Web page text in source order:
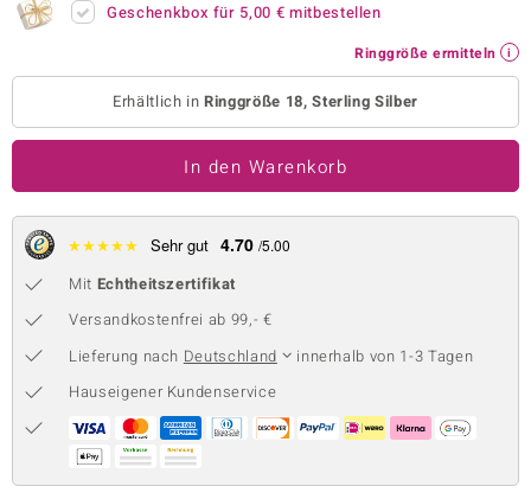
Collection
BY DE MELO
Collection
Classics
Geschenkbox für 5,00 € mitbestellen
Ringgröße ermitteln
Erhältlich inRinggröße 18, Sterling Silber
In den Warenkorb
★★★★★ Sehr gut 4.70 /5.00
Mit Echtheitszertifikat
Versandkostenfrei ab 99,- €
Lieferung nach Deutschland
innerhalb von 1-3 Tagen
Hauseigener Kundenservice